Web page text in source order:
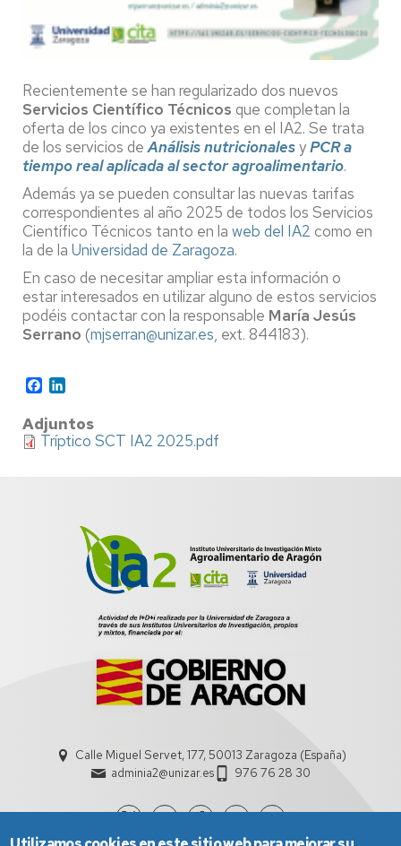
Recientemente se han regularizado dos nuevos
Servicios Científico Técnicos que completan la
oferta de los cinco ya existentes en el IA2. Se trata
de los servicios deAnálisis nutricionalesyPCR a
tiempo real aplicada al sector agroalimentario.
Además ya se pueden consultar las nuevas tarifas
correspondientes al año 2025 de todos los Servicios
Científico Técnicos tanto en la web del IA2 como en
la de la Universidad de Zaragoza.
En caso de necesitar ampliar esta información o
estar interesados en utilizar alguno de estos servicios
podéis contactar con la responsable María Jesús
Serrano (mjserran@unizar.es, ext. 844183).
Facebook
Adjuntos
Tríptico SCT IA2 2025.pdf
Calle Miguel Servet, 177, 50013 Zaragoza (España)
adminia2@unizar.es
976 76 28 30